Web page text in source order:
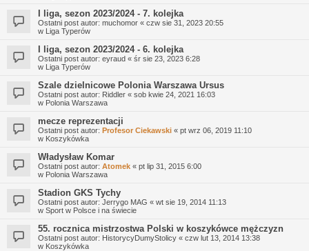
I liga, sezon 2023/2024 - 7. kolejka
Ostatni post autor: muchomor « czw sie 31, 2023 20:55
w Liga Typerów
I liga, sezon 2023/2024 - 6. kolejka
Ostatni post autor: eyraud « śr sie 23, 2023 6:28
w Liga Typerów
Szale dzielnicowe Polonia Warszawa Ursus
Ostatni post autor: Riddler « sob kwie 24, 2021 16:03
w Polonia Warszawa
mecze reprezentacji
Ostatni post autor: Profesor Ciekawski « pt wrz 06, 2019 11:10
w Koszykówka
Władysław Komar
Ostatni post autor: Atomek « pt lip 31, 2015 6:00
w Polonia Warszawa
Stadion GKS Tychy
Ostatni post autor: Jerrygo MAG « wt sie 19, 2014 11:13
w Sport w Polsce i na świecie
55. rocznica mistrzostwa Polski w koszykówce mężczyzn
Ostatni post autor: HistorycyDumyStolicy « czw lut 13, 2014 13:38
w Koszykówka